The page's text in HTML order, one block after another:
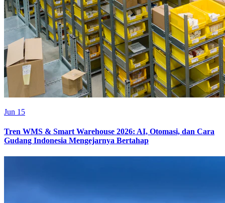
Jun 15
Tren WMS & Smart Warehouse 2026: AI, Otomasi, dan Cara
Gudang Indonesia Mengejarnya Bertahap